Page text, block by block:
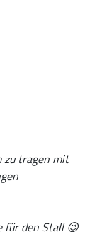
zu tragen mit
für den Stall 😉